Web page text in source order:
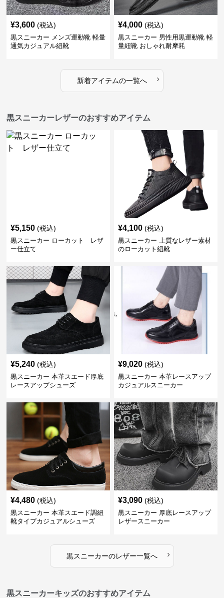
¥3,600 (税込)
黒スニーカー メンズ運動靴 軽量
通気カジュアル紐靴
¥4,000 (税込)
黒スニーカー 男性用黒運動靴 軽
量紐靴 おしゃれ耐摩耗
新着アイテムの一覧へ ›
黒スニーカーレザーのおすすめアイテム
¥5,150 (税込)
黒スニーカー ローカット レザ
ー仕立て
¥4,100 (税込)
黒スニーカー 上質なレザー素材
のローカット紐靴
¥5,240 (税込)
黒スニーカー 本革スエード厚底
レースアップシューズ
¥9,020 (税込)
黒スニーカー 本革レースアップ
カジュアルスニーカー
¥4,480 (税込)
黒スニーカー 本革スエード調紐
靴タイプカジュアルシューズ
¥3,090 (税込)
黒スニーカー 厚底レースアップ
レザースニーカー
黒スニーカーのレザー一覧へ ›
黒スニーカーキッズのおすすめアイテム